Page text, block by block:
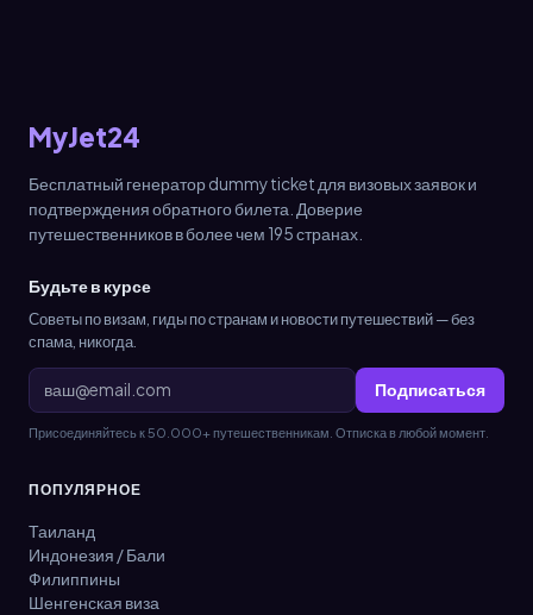
MyJet24
Бесплатный генератор dummy ticket для визовых заявок и
подтверждения обратного билета. Доверие
путешественников в более чем 195 странах.
Будьте в курсе
Советы по визам, гиды по странам и новости путешествий — без
спама, никогда.
Подписаться
Присоединяйтесь к 50.000+ путешественникам. Отписка в любой момент.
ПОПУЛЯРНОЕ
Таиланд
Индонезия / Бали
Филиппины
Шенгенская виза